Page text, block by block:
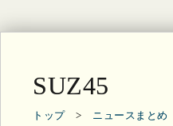
SUZ45
トップ> ニュースまとめ